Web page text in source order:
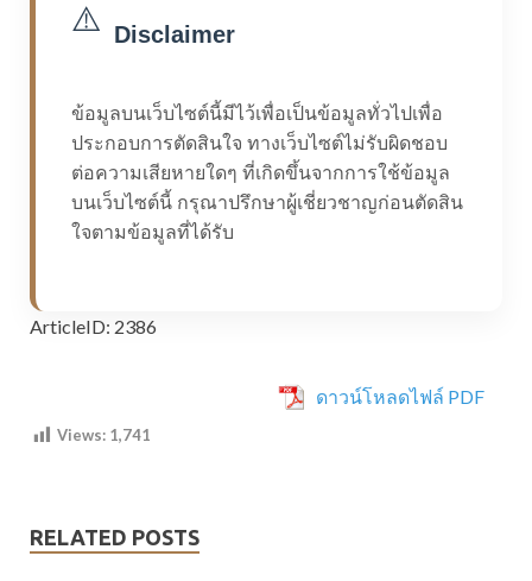
⚠️ Disclaimer
ข้อมูลบนเว็บไซต์นี้มีไว้เพื่อเป็นข้อมูลทั่วไปเพื่อ
ประกอบการตัดสินใจ ทางเว็บไซต์ไม่รับผิดชอบ
ต่อความเสียหายใดๆ ที่เกิดขึ้นจากการใช้ข้อมูล
บนเว็บไซต์นี้ กรุณาปรึกษาผู้เชี่ยวชาญก่อนตัดสิน
ใจตามข้อมูลที่ได้รับ
ArticleID: 2386
ดาวน์โหลดไฟล์ PDF
Views: 1,741
RELATED POSTS